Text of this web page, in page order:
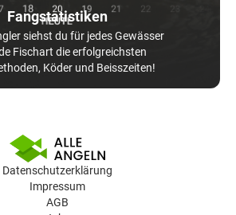
Fangstatistiken
siehst du für jedes Gewässer
Fischart die erfolgreichsten
Köder und Beisszeiten!
Datenschutzerklärung
Impressum
AGB